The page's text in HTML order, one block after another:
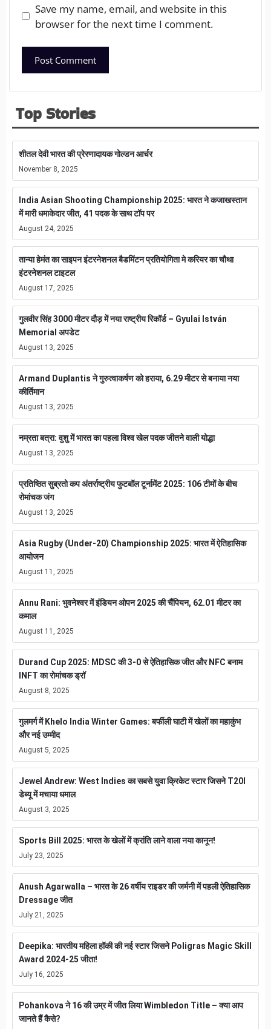
Save my name, email, and website in this
browser for the next time I comment.
Top Stories
शीतल देवी भारत की प्रेरणादायक गोल्डन आर्चर
November 8, 2025
India Asian Shooting Championship 2025: भारत ने कजाखस्तान
में मारी धमाकेदार जीत, 41 पदक के साथ टॉप पर
August 24, 2025
तान्या हेमंत का साइपन इंटरनेशनल बैडमिंटन प्रतियोगिता मे करियर का चौथा
इंटरनेशनल टाइटल
August 17, 2025
गुलवीर सिंह 3000 मीटर दौड़ में नया राष्ट्रीय रिकॉर्ड – Gyulai István
Memorial अपडेट
August 13, 2025
Armand Duplantis ने गुरुत्वाकर्षण को हराया, 6.29 मीटर से बनाया नया
कीर्तिमान
August 13, 2025
नम्रता बत्रा: वुशु में भारत का पहला विश्व खेल पदक जीतने वाली योद्धा
August 13, 2025
प्रतिष्ठित सुब्रतो कप अंतर्राष्ट्रीय फुटबॉल टूर्नामेंट 2025: 106 टीमों के बीच
रोमांचक जंग
August 13, 2025
Asia Rugby (Under-20) Championship 2025: भारत में ऐतिहासिक
आयोजन
August 11, 2025
Annu Rani: भुवनेश्वर में इंडियन ओपन 2025 की चैंपियन, 62.01 मीटर का
कमाल
August 11, 2025
Durand Cup 2025: MDSC की 3-0 से ऐतिहासिक जीत और NFC बनाम
INFT का रोमांचक ड्रॉ
August 8, 2025
गुलमर्ग में Khelo India Winter Games: बर्फीली घाटी में खेलों का महाकुंभ
और नई उम्मीद
August 5, 2025
Jewel Andrew: West Indies का सबसे युवा क्रिकेट स्टार जिसने T20I
डेब्यू में मचाया धमाल
August 3, 2025
Sports Bill 2025: भारत के खेलों में क्रांति लाने वाला नया कानून!
July 23, 2025
Anush Agarwalla – भारत के 26 वर्षीय राइडर की जर्मनी में पहली ऐतिहासिक
Dressage जीत
July 21, 2025
Deepika: भारतीय महिला हॉकी की नई स्टार जिसने Poligras Magic Skill
Award 2024-25 जीता!
July 16, 2025
Pohankova ने 16 की उम्र में जीत लिया Wimbledon Title – क्या आप
जानते हैं कैसे?